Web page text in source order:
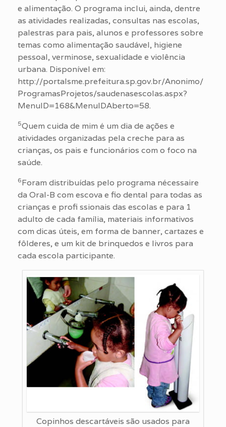
e alimentação. O programa inclui, ainda, dentre
as atividades realizadas, consultas nas escolas,
palestras para pais, alunos e professores sobre
temas como alimentação saudável, higiene
pessoal, verminose, sexualidade e violência
urbana. Disponível em:
http://portalsme.prefeitura.sp.gov.br/Anonimo/
ProgramasProjetos/saudenasescolas.aspx?
MenuID=168&MenuIDAberto=58.
5Quem cuida de mim é um dia de ações e
atividades organizadas pela creche para as
crianças, os pais e funcionários com o foco na
saúde.
6Foram distribuídas pelo programa nécessaire
da Oral-B com escova e fio dental para todas as
crianças e profi ssionais das escolas e para 1
adulto de cada família, materiais informativos
com dicas úteis, em forma de banner, cartazes e
fôlderes, e um kit de brinquedos e livros para
cada escola participante.
Copinhos descartáveis são usados para